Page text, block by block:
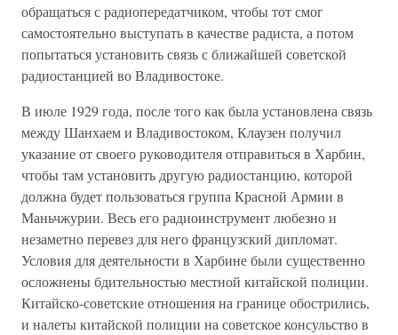
обращаться с радиопередатчиком, чтобы тот смог
самостоятельно выступать в качестве радиста, а потом
попытаться установить связь с ближайшей советской
радиостанцией во Владивостоке.
В июле 1929 года, после того как была установлена связь
между Шанхаем и Владивостоком, Клаузен получил
указание от своего руководителя отправиться в Харбин,
чтобы там установить другую радиостанцию, которой
должна будет пользоваться группа Красной Армии в
Маньчжурии. Весь его радиоинструмент любезно и
незаметно перевез для него французский дипломат.
Условия для деятельности в Харбине были существенно
осложнены бдительностью местной китайской полиции.
Китайско-советские отношения на границе обострились,
и налеты китайской полиции на советское консульство в